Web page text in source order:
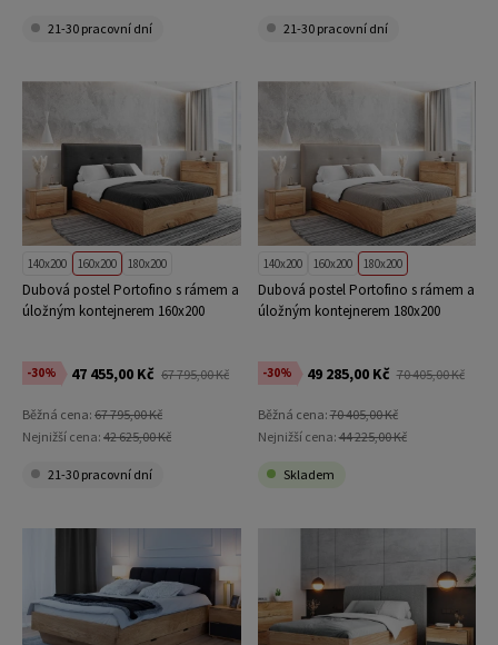
21-30 pracovní dní 21-30 pracovní dní
140x200 160x200 180x200
Dubová postel Portofino s rámem a
úložným kontejnerem 160x200
-30% 47 455,00 Kč 67 795,00 Kč
Běžná cena: 67 795,00 Kč
Nejnižší cena: 42 625,00 Kč
21-30 pracovní dní
140x200 160x200 180x200
Dubová postel Portofino s rámem a
úložným kontejnerem 180x200
-30% 49 285,00 Kč 70 405,00 Kč
Běžná cena:70 405,00 Kč
Nejnižší cena:44 225,00 Kč
Skladem